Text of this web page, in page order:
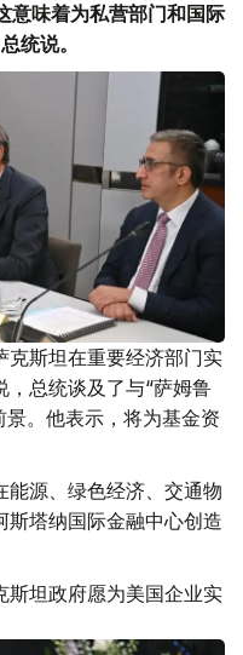
意味着为私营部门和国际
统说。
克斯坦在重要经济部门实
总统谈及了与“萨姆鲁
。他表示，将为基金资
能源、绿色经济、交通物
斯塔纳国际金融中心创造
斯坦政府愿为美国企业实